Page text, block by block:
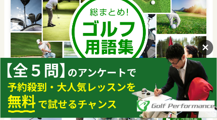
ティーインググラウンドとは
2016年4月6日
×